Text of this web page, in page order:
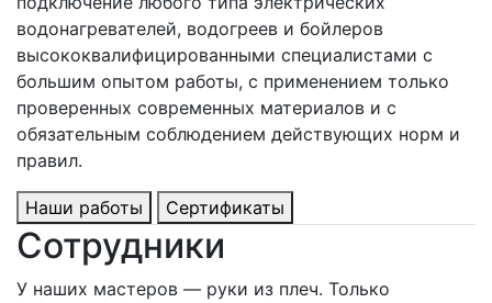
водонагревателей, водогреев и бойлеров
высококвалифицированными специалистами с
большим опытом работы, с применением только
проверенных современных материалов и с
обязательным соблюдением действующих норм и
правил.
Наши работы Сертификаты
Сотрудники
У наших мастеров — руки из плеч. Только